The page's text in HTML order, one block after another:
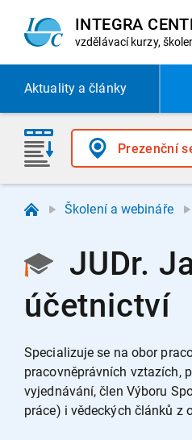
INTEGRA
vzdělávací kurzy,
Aktualitya články
Školení a webináře
JUDr.
účetnictví
Specializuje se na obor
pracovněprávních vztazích,
vyjednávání, člen Výboru
práce) i vědeckých článků z